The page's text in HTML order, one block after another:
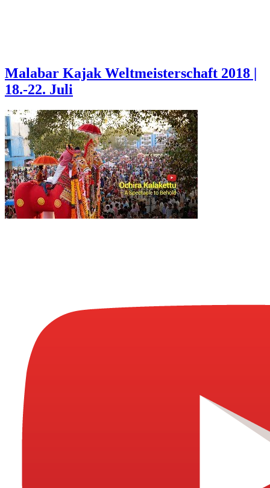
Malabar Kajak Weltmeisterschaft 2018 |
18.-22. Juli